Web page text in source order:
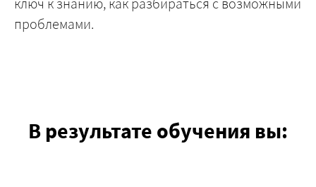
ключ к знанию, как разбираться с возможными
проблемами.
В результате обучения вы: